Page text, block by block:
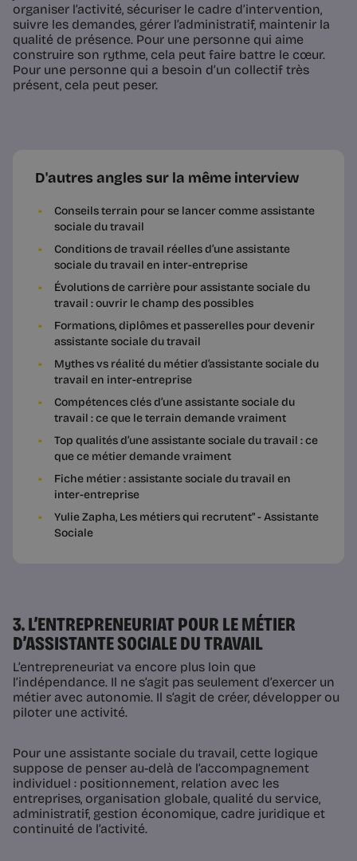
organiser l’activité, sécuriser le cadre d’intervention,
suivre les demandes, gérer l’administratif, maintenir la
qualité de présence. Pour une personne qui aime
construire son rythme, cela peut faire battre le cœur.
Pour une personne qui a besoin d’un collectif très
présent, cela peut peser.
D'autres angles sur la même interview
Conseils terrain pour se lancer comme assistante
sociale du travail
Conditions de travail réelles d’une assistante
sociale du travail en inter-entreprise
Évolutions de carrière pour assistante sociale du
travail : ouvrir le champ des possibles
Formations, diplômes et passerelles pour devenir
assistante sociale du travail
Mythes vs réalité du métier d’assistante sociale du
travail en inter-entreprise
Compétences clés d’une assistante sociale du
travail : ce que le terrain demande vraiment
Top qualités d’une assistante sociale du travail : ce
que ce métier demande vraiment
Fiche métier : assistante sociale du travail en
inter-entreprise
Yulie Zapha, Les métiers qui recrutent" - Assistante
Sociale
3. L’ENTREPRENEURIAT POUR LE MÉTIER
D’ASSISTANTE SOCIALE DU TRAVAIL
L’entrepreneuriat va encore plus loin que
l’indépendance. Il ne s’agit pas seulement d’exercer un
métier avec autonomie. Il s’agit de créer, développer ou
piloter une activité.
Pour une assistante sociale du travail, cette logique
suppose de penser au-delà de l’accompagnement
individuel : positionnement, relation avec les
entreprises, organisation globale, qualité du service,
administratif, gestion économique, cadre juridique et
continuité de l’activité.